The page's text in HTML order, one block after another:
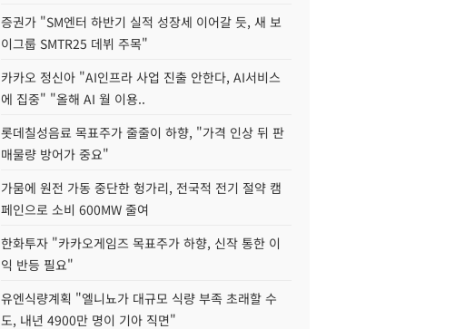
증권가 "SM엔터 하반기 실적 성장세 이어갈 듯, 새 보
이그룹 SMTR25 데뷔 주목"
카카오 정신아 "AI인프라 사업 진출 안한다, AI서비스
에 집중" "올해 AI 월 이용..
롯데칠성음료 목표주가 줄줄이 하향, "가격 인상 뒤 판
매물량 방어가 중요"
가뭄에 원전 가동 중단한 헝가리, 전국적 전기 절약 캠
페인으로 소비 600MW 줄여
한화투자 "카카오게임즈 목표주가 하향, 신작 통한 이
익 반등 필요"
유엔식량계획 "엘니뇨가 대규모 식량 부족 초래할 수
도, 내년 4900만 명이 기아 직면"